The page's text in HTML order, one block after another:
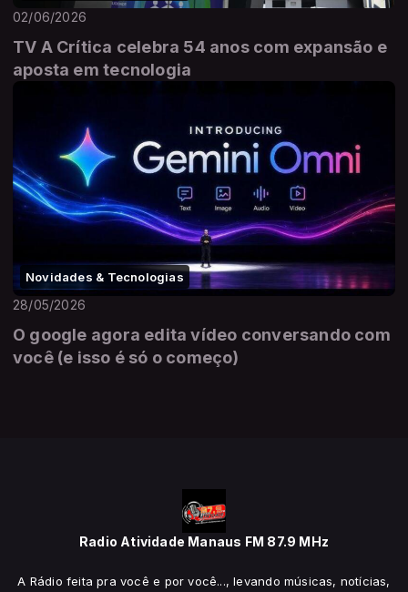
02/06/2026
TV A Crítica celebra 54 anos com expansão e
aposta em tecnologia
Novidades & Tecnologias
28/05/2026
O google agora edita vídeo conversando com
você (e isso é só o começo)
Radio Atividade Manaus FM 87.9 MHz
A Rádio feita pra você e por você..., levando músicas, notícias,